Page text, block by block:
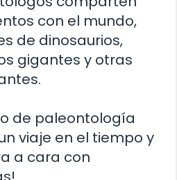
con el mundo,
de dinosaurios,
gigantes y otras
de paleontología
viaje en el tiempo y
a cara con